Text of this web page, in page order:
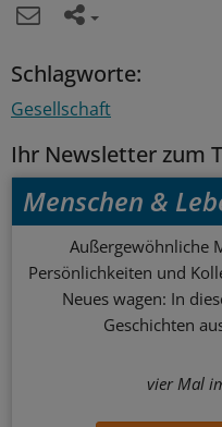
Schlagworte:
Gesellschaft
Ihr Newsletter zum
Menschen &
Außergewöhnliche
Persönlichkeiten und
Neues wagen: In
Geschichten
vier Mal